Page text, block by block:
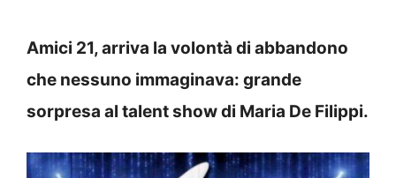
Amici 21, arriva la volontà di abbandono
che nessuno immaginava: grande
sorpresa al talent show di Maria De Filippi.